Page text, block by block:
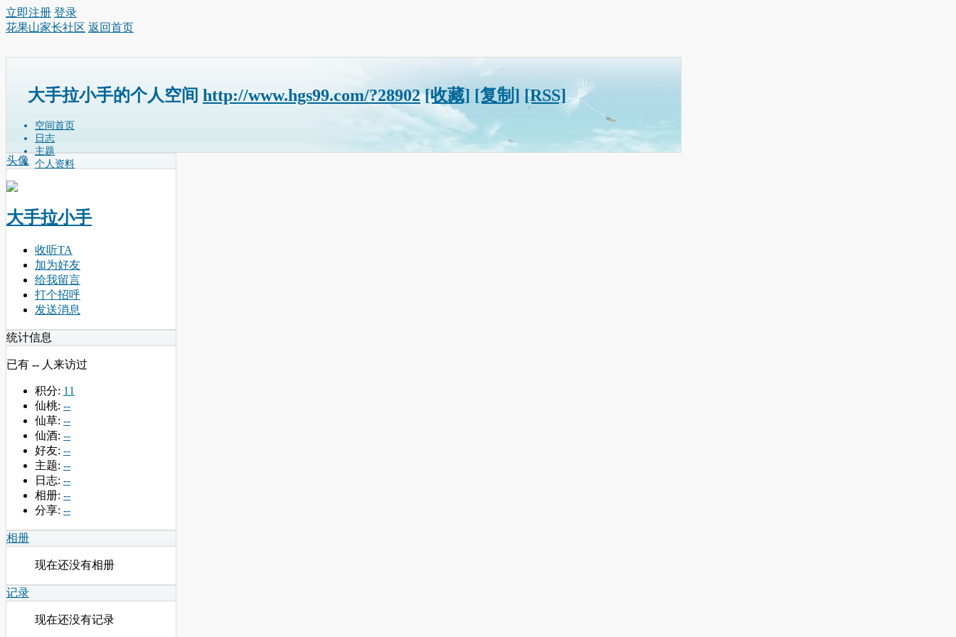
立即注册 登录
花果山家长社区 返回首页
大手拉小手的个人空间 http://www.hgs99.com/?28902 [收藏] [复制] [RSS]
空间首页
日志
主题
个人资料
头像
大手拉小手
收听TA
加为好友
给我留言
打个招呼
发送消息
统计信息
已有 -- 人来访过
积分: 11
仙桃: --
仙草: --
仙酒: --
好友: --
主题: --
日志: --
相册: --
分享: --
相册
现在还没有相册
记录
现在还没有记录